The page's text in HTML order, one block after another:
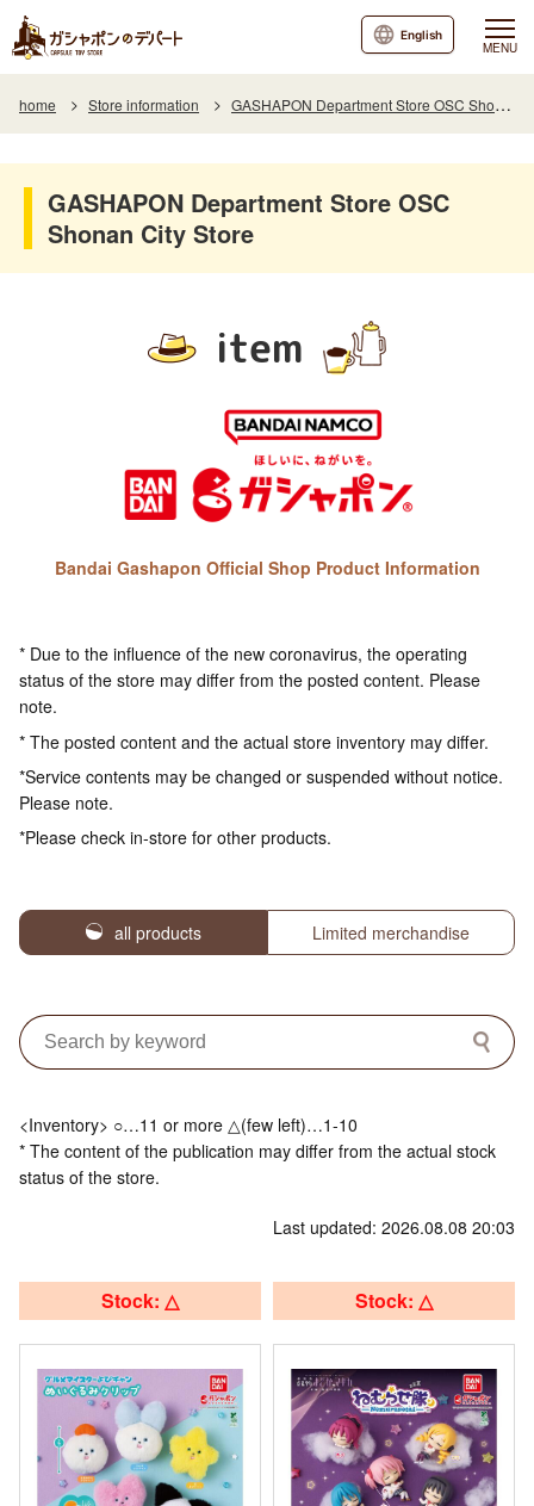
MENU
English
home Store information GASHAPON Department Store OSC Shonan City Store
GASHAPON Department Store OSC
Shonan City Store
item
Bandai Gashapon Official Shop Product Information
* Due to the influence of the new coronavirus, the operating
status of the store may differ from the posted content. Please
note.
* The posted content and the actual store inventory may differ.
*Service contents may be changed or suspended without notice.
Please note.
*Please check in-store for other products.
all products Limited merchandise
<Inventory> ○…11 or more △(few left)…1-10
* The content of the publication may differ from the actual stock
status of the store.
Last updated: 2026.08.08 20:03
Stock: △ Stock: △